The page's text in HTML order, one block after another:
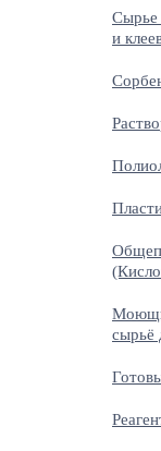
Сырье
и
сырьё